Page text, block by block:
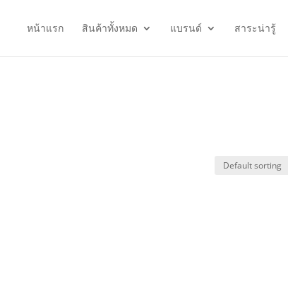
หน้าแรก สินค้าทั้งหมด แบรนด์ สาระน่ารู้